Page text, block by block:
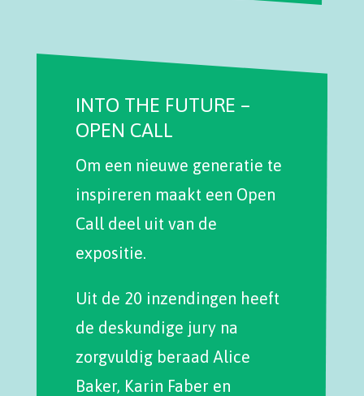
INTO THE FUTURE –
OPEN CALL
Om een nieuwe generatie te
inspireren maakt een Open
Call deel uit van de
expositie.
Uit de 20 inzendingen heeft
de deskundige jury na
zorgvuldig beraad Alice
Baker, Karin Faber en